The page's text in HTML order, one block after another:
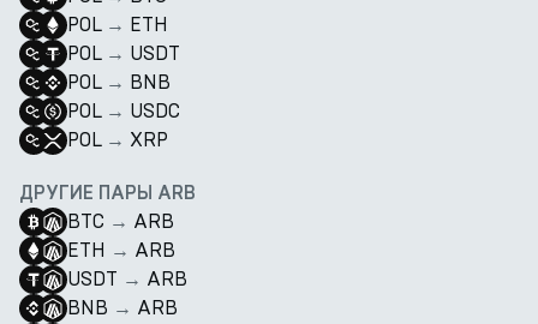
POL → ETH
POL → USDT
POL → BNB
POL → USDC
POL → XRP
ДРУГИЕ ПАРЫ ARB
BTC → ARB
ETH → ARB
USDT → ARB
BNB → ARB